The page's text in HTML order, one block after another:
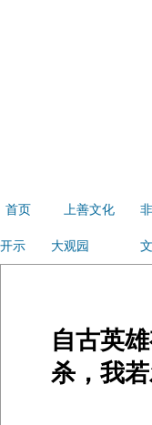
首页 上善文化
开示 大观园
自古英
杀，我